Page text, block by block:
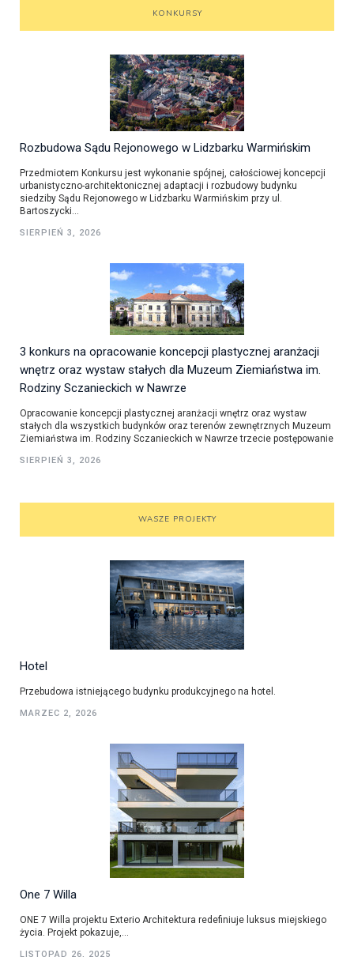
KONKURSY
Rozbudowa Sądu Rejonowego w Lidzbarku Warmińskim
Przedmiotem Konkursu jest wykonanie spójnej, całościowej koncepcji
urbanistyczno-architektonicznej adaptacji i rozbudowy budynku
siedziby Sądu Rejonowego w Lidzbarku Warmińskim przy ul.
Bartoszycki...
SIERPIEŃ 3, 2026
3 konkurs na opracowanie koncepcji plastycznej aranżacji
wnętrz oraz wystaw stałych dla Muzeum Ziemiaństwa im.
Rodziny Sczanieckich w Nawrze
Opracowanie koncepcji plastycznej aranżacji wnętrz oraz wystaw
stałych dla wszystkich budynków oraz terenów zewnętrznych Muzeum
Ziemiaństwa im. Rodziny Sczanieckich w Nawrze trzecie postępowanie
SIERPIEŃ 3, 2026
WASZE PROJEKTY
Hotel
Przebudowa istniejącego budynku produkcyjnego na hotel.
MARZEC 2, 2026
One 7 Willa
ONE 7 Willa projektu Exterio Architektura redefiniuje luksus miejskiego
życia. Projekt pokazuje,...
LISTOPAD 26, 2025